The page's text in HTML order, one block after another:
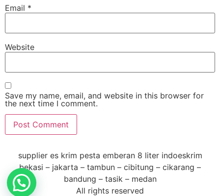
Email *
Website
Save my name, email, and website in this browser for
the next time I comment.
supplier es krim pesta emberan 8 liter indoeskrim
bekasi – jakarta – tambun – cibitung – cikarang –
bandung – tasik – medan
All rights reserved